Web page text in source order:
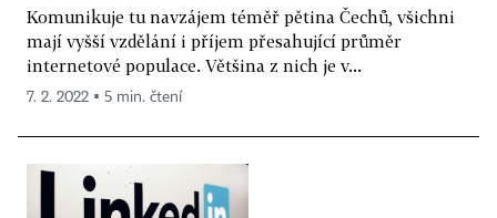
Komunikuje tu navzájem téměř pětina Čechů, všichni
mají vyšší vzdělání i příjem přesahující průměr
internetové populace. Většina z nich je v...
7. 2. 2022 ▪ 5 min. čtení